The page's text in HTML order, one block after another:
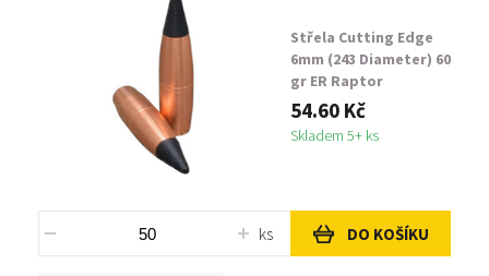
Střela Cutting Edge
6mm (243 Diameter) 60
gr ER Raptor
54.60 Kč
Skladem 5+ ks
ks DO KOŠÍKU